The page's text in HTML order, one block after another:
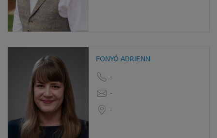
FONYÓ ADRIENN
-
-
-